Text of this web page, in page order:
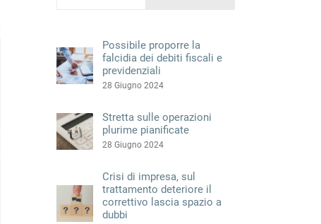
Possibile proporre la
falcidia dei debiti fiscali e
previdenziali
28 Giugno 2024
Stretta sulle operazioni
plurime pianificate
28 Giugno 2024
Crisi di impresa, sul
trattamento deteriore il
correttivo lascia spazio a
dubbi